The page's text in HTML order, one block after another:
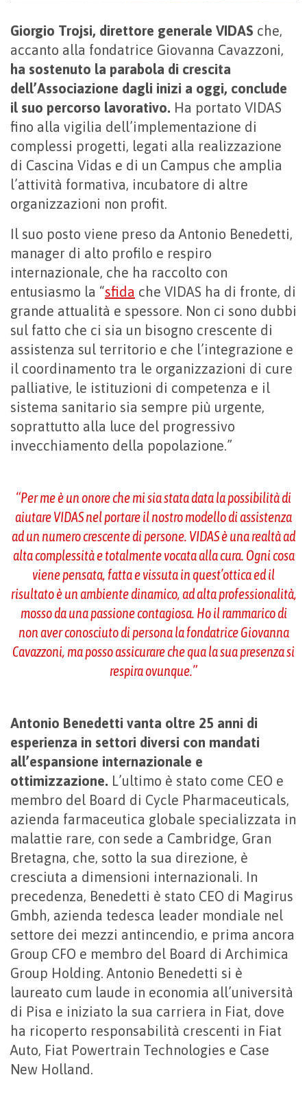
Giorgio Trojsi, direttore generale VIDAS che,
accanto alla fondatrice Giovanna Cavazzoni,
ha sostenuto la parabola di crescita
dell’Associazione dagli inizi a oggi, conclude
il suo percorso lavorativo. Ha portato VIDAS
fino alla vigilia dell’implementazione di
complessi progetti, legati alla realizzazione
di Cascina Vidas e di un Campus che amplia
l’attività formativa, incubatore di altre
organizzazioni non profit.
Il suo posto viene preso da Antonio Benedetti,
manager di alto profilo e respiro
internazionale, che ha raccolto con
entusiasmo la “sfida che VIDAS ha di fronte, di
grande attualità e spessore. Non ci sono dubbi
sul fatto che ci sia un bisogno crescente di
assistenza sul territorio e che l’integrazione e
il coordinamento tra le organizzazioni di cure
palliative, le istituzioni di competenza e il
sistema sanitario sia sempre più urgente,
soprattutto alla luce del progressivo
invecchiamento della popolazione.”
“Per me è un onore che mi sia stata data la possibilità di
aiutare VIDAS nel portare il nostro modello di assistenza
ad un numero crescente di persone. VIDAS è una realtà ad
alta complessità e totalmente vocata alla cura. Ogni cosa
viene pensata, fatta e vissuta in quest’ottica ed il
risultato è un ambiente dinamico, ad alta professionalità,
mosso da una passione contagiosa. Ho il rammarico di
non aver conosciuto di persona la fondatrice Giovanna
Cavazzoni, ma posso assicurare che qua la sua presenza si
respira ovunque.”
Antonio Benedetti vanta oltre 25 anni di
esperienza in settori diversi con mandati
all’espansione internazionale e
ottimizzazione. L’ultimo è stato come CEO e
membro del Board di Cycle Pharmaceuticals,
azienda farmaceutica globale specializzata in
malattie rare, con sede a Cambridge, Gran
Bretagna, che, sotto la sua direzione, è
cresciuta a dimensioni internazionali. In
precedenza, Benedetti è stato CEO di Magirus
Gmbh, azienda tedesca leader mondiale nel
settore dei mezzi antincendio, e prima ancora
Group CFO e membro del Board di Archimica
Group Holding. Antonio Benedetti si è
laureato cum laude in economia all’università
di Pisa e iniziato la sua carriera in Fiat, dove
ha ricoperto responsabilità crescenti in Fiat
Auto, Fiat Powertrain Technologies e Case
New Holland.